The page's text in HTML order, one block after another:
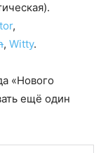
,
, Witty.
«Нового
ещё один